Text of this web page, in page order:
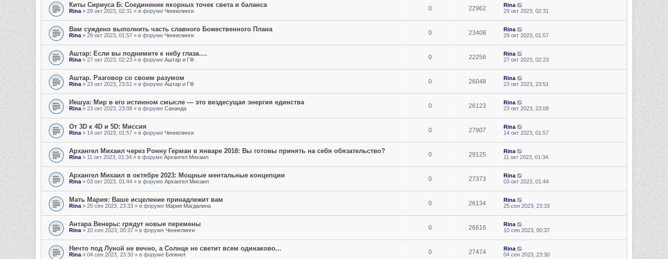
Киты Сириуса Б: Соединение якорных точек света и баланса
Rina » 29 окт 2023, 02:31 » в форуме Ченнелинги 0 22962
Rina
29 окт 2023, 02:31
Вам суждено выполнить часть славного Божественного Плана
Rina » 29 окт 2023, 01:57 » в форуме Ченнелинги 0 23408
Rina
29 окт 2023, 01:57
Аштар: Если вы поднимите к небу глаза….
Rina » 27 окт 2023, 02:23 » в форуме Аштар и ГФ 0 22258
Rina
27 окт 2023, 02:23
Аштар. Разговор со своим разумом
Rina » 23 окт 2023, 23:51 » в форуме Аштар и ГФ 0 26048
Rina
23 окт 2023, 23:51
Иешуа: Мир в его истинном смысле — это вездесущая энергия единства
Rina » 23 окт 2023, 23:08 » в форуме Сананда 0 26123
Rina
23 окт 2023, 23:08
От 3D к 4D и 5D: Миссия
Rina » 14 окт 2023, 01:57 » в форуме Ченнелинги 0 27907
Rina
14 окт 2023, 01:57
Архангел Михаил через Ронну Герман в январе 2018: Вы готовы принять на себя обязательство?
Rina » 11 окт 2023, 01:34 » в форуме Архангел Михаил 0 29125
Rina
11 окт 2023, 01:34
Архангел Михаил в октябре 2023: Мощные ментальные концепции
Rina » 03 окт 2023, 01:44 » в форуме Архангел Михаил 0 27373
Rina
03 окт 2023, 01:44
Мать Мария: Ваше исцеление принадлежит вам
Rina » 25 сен 2023, 23:33 » в форуме Мария Магдалина 0 26134
Rina
25 сен 2023, 23:33
Антара Венеры: грядут новые перемены
Rina » 10 сен 2023, 00:37 » в форуме Ченнелинги 0 26616
Rina
10 сен 2023, 00:37
Ничто под Луной не вечно, а Солнце не светит всем одинаково...
Rina » 04 сен 2023, 23:30 » в форуме Блокнот 0 27474
Rina
04 сен 2023, 23:30